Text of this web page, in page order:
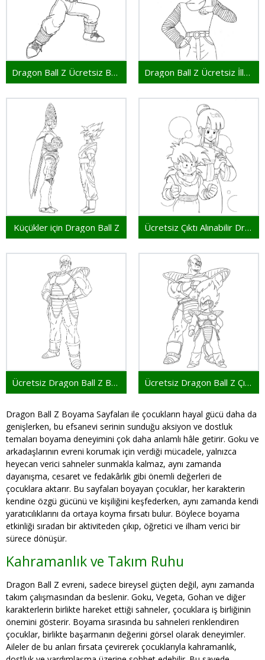
Dragon Ball Z Ücretsiz Basım Dragon Ball Z Ücretsiz İllüstrasyon
Küçükler için Dragon Ball Z Ücretsiz Çıktı Alınabilir Dragon Ball Z
Ücretsiz Dragon Ball Z Baskı Ücretsiz Dragon Ball Z Çıktı
Dragon Ball Z Boyama Sayfaları ile çocukların hayal gücü daha da
genişlerken, bu efsanevi serinin sunduğu aksiyon ve dostluk
temaları boyama deneyimini çok daha anlamlı hâle getirir. Goku ve
arkadaşlarının evreni korumak için verdiği mücadele, yalnızca
heyecan verici sahneler sunmakla kalmaz, aynı zamanda
dayanışma, cesaret ve fedakârlık gibi önemli değerleri de
çocuklara aktarır. Bu sayfaları boyayan çocuklar, her karakterin
kendine özgü gücünü ve kişiliğini keşfederken, aynı zamanda kendi
yaratıcılıklarını da ortaya koyma fırsatı bulur. Böylece boyama
etkinliği sıradan bir aktiviteden çıkıp, öğretici ve ilham verici bir
sürece dönüşür.
Kahramanlık ve Takım Ruhu
Dragon Ball Z evreni, sadece bireysel güçten değil, aynı zamanda
takım çalışmasından da beslenir. Goku, Vegeta, Gohan ve diğer
karakterlerin birlikte hareket ettiği sahneler, çocuklara iş birliğinin
önemini gösterir. Boyama sırasında bu sahneleri renklendiren
çocuklar, birlikte başarmanın değerini görsel olarak deneyimler.
Aileler de bu anları fırsata çevirerek çocuklarıyla kahramanlık,